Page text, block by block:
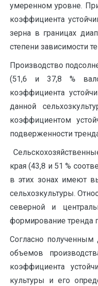
умеренном уровне.
коэффициента
зерна в границах
степени зависимости
Производство
(51,6 и 37,8 %
коэффициента
данной
коэффициентом
подверженности
края (43,8 и 51 %
в этих зонах имеют
сельхозкультуры.
северной и
формирование тренда
Согласно полученным
объемов
коэффициента
культуры и его